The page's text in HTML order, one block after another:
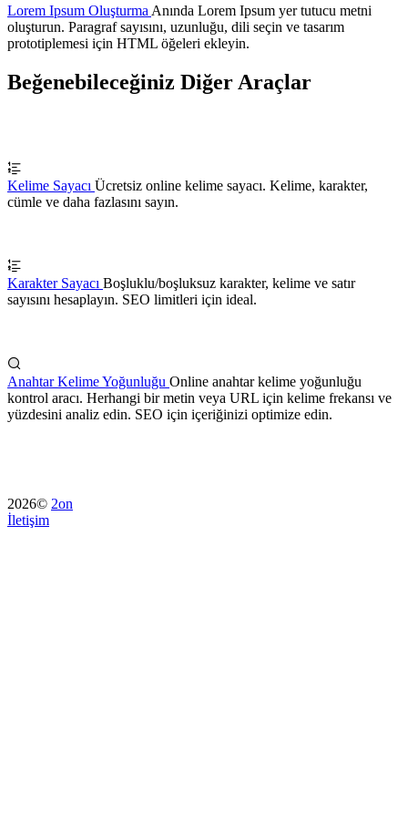
Lorem Ipsum Oluşturma Anında Lorem Ipsum yer tutucu metni
oluşturun. Paragraf sayısını, uzunluğu, dili seçin ve tasarım
prototiplemesi için HTML öğeleri ekleyin.
Beğenebileceğiniz Diğer Araçlar
Kelime Sayacı Ücretsiz online kelime sayacı. Kelime, karakter,
cümle ve daha fazlasını sayın.
Karakter Sayacı Boşluklu/boşluksuz karakter, kelime ve satır
sayısını hesaplayın. SEO limitleri için ideal.
Anahtar Kelime Yoğunluğu Online anahtar kelime yoğunluğu
kontrol aracı. Herhangi bir metin veya URL için kelime frekansı ve
yüzdesini analiz edin. SEO için içeriğinizi optimize edin.
2026© 2on
İletişim